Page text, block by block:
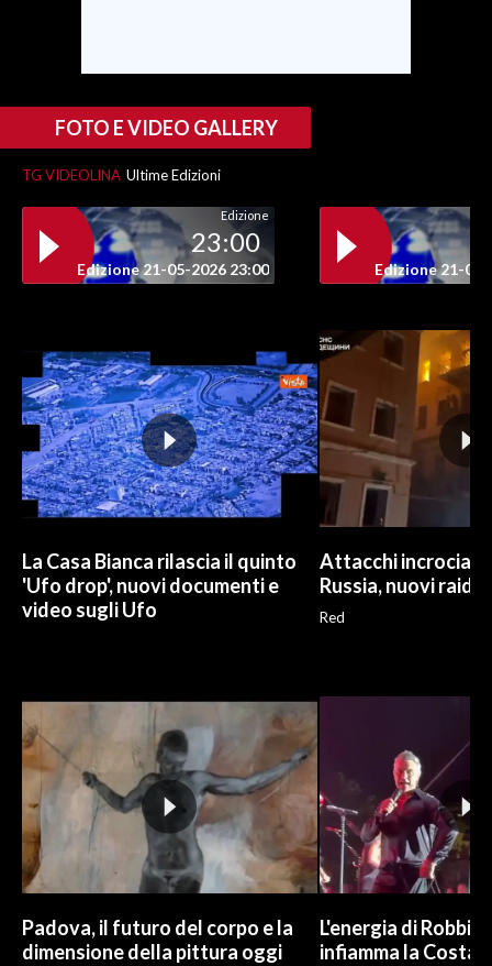
NECROLOGI
STORE
FOTO E VIDEO GALLERY
TG VIDEOLINA Ultime Edizioni
Edizione
23:00
Edizione 21-05-2026 23:00 Edizione 21-05-
La Casa Bianca rilascia il quinto
'Ufo drop', nuovi documenti e
video sugli Ufo
Attacchi incrociati
Russia, nuovi raid
Red
Padova, il futuro del corpo e la
dimensione della pittura oggi
L'energia di Robbie
infiamma la Costa